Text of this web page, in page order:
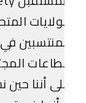
في
المجتمع.
أننا حين